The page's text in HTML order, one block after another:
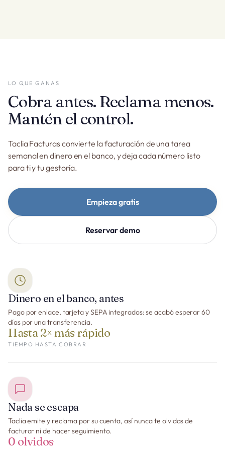
LO QUE GANAS
Cobra antes. Reclama menos.
Mantén el control.
Taclia Facturas convierte la facturación de una tarea
semanal en dinero en el banco, y deja cada número listo
para ti y tu gestoría.
Empieza gratis
Reservar demo
Dinero en el banco, antes
Pago por enlace, tarjeta y SEPA integrados: se acabó esperar 60
días por una transferencia.
Hasta 2× más rápido
TIEMPO HASTA COBRAR
Nada se escapa
Taclia emite y reclama por su cuenta, así nunca te olvidas de
facturar ni de hacer seguimiento.
0 olvidos